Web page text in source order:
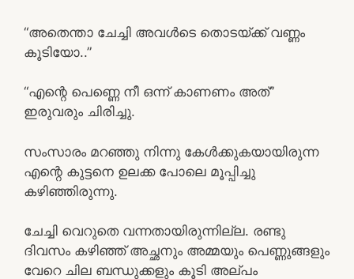
“അതെന്താ ചേച്ചി അവള്‍ടെ തൊടയ്ക്ക് വണ്ണം
കൂടിയോ..”
“എന്റെ പെണ്ണെ നീ ഒന്ന് കാണണം അത്”
ഇരുവരും ചിരിച്ചു.
സംസാരം മറഞ്ഞു നിന്നു കേള്‍ക്കുകയായിരുന്ന
എന്റെ കുട്ടനെ ഉലക്ക പോലെ മൂപ്പിച്ചു
കഴിഞ്ഞിരുന്നു.
ചേച്ചി വെറുതെ വന്നതായിരുന്നില്ല. രണ്ടു
ദിവസം കഴിഞ്ഞ് അച്ഛനും അമ്മയും പെണ്ണുങ്ങളും
വേറെ ചില ബന്ധുക്കളും കൂടി അല്പം